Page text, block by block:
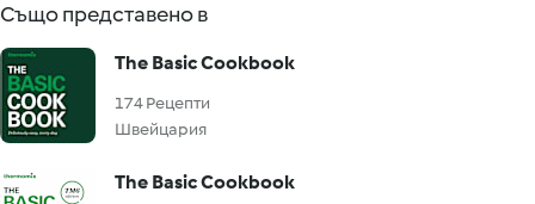
Също представено в
The Basic Cookbook
174 Рецепти
Швейцария
The Basic Cookbook